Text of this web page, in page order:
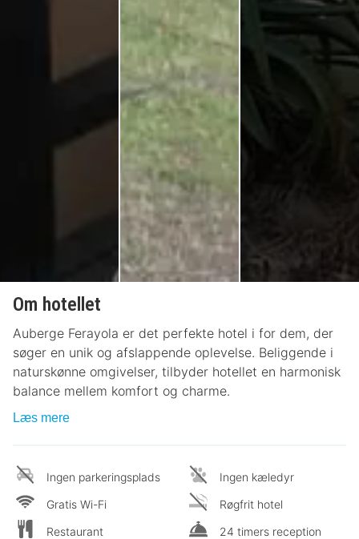
Om hotellet
Auberge Ferayola er det perfekte hotel i for dem, der
søger en unik og afslappende oplevelse. Beliggende i
naturskønne omgivelser, tilbyder hotellet en harmonisk
balance mellem komfort og charme.
Læs mere
Ingen parkeringsplads
Gratis Wi-Fi
Restaurant
Ingen kæledyr
Røgfrit hotel
24 timers reception